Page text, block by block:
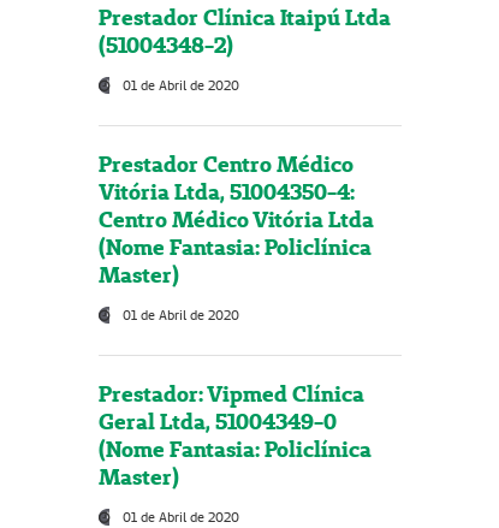
Prestador Clínica Itaipú Ltda
(51004348-2)
01 de Abril de 2020
Prestador Centro Médico
Vitória Ltda, 51004350-4:
Centro Médico Vitória Ltda
(Nome Fantasia: Policlínica
Master)
01 de Abril de 2020
Prestador: Vipmed Clínica
Geral Ltda, 51004349-0
(Nome Fantasia: Policlínica
Master)
01 de Abril de 2020